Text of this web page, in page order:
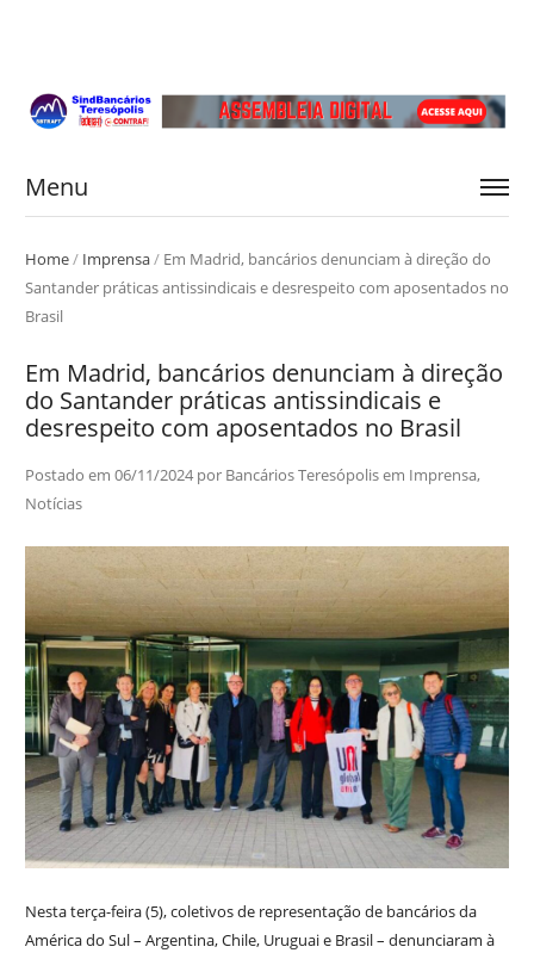
Menu
Home/ Imprensa/ Em Madrid, bancários denunciam à direção do
Santander práticas antissindicais e desrespeito com aposentados no
Brasil
Em Madrid, bancários denunciam à direção
do Santander práticas antissindicais e
desrespeito com aposentados no Brasil
Postado em 06/11/2024por Bancários Teresópolisem Imprensa,
Notícias
Nesta terça-feira (5), coletivos de representação de bancários da
América do Sul – Argentina, Chile, Uruguai e Brasil – denunciaram à